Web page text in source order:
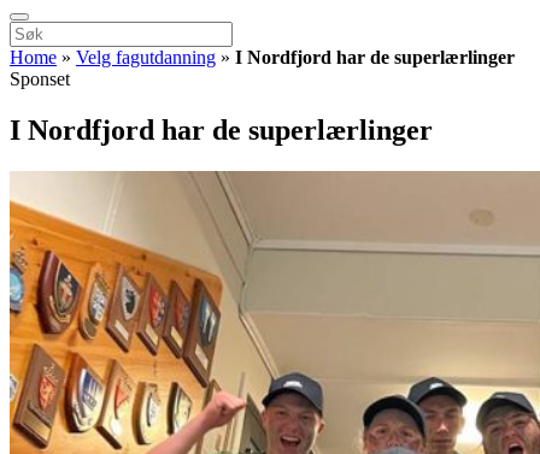
Home » Velg fagutdanning » I Nordfjord har de superlærlinger
Sponset
I Nordfjord har de superlærlinger